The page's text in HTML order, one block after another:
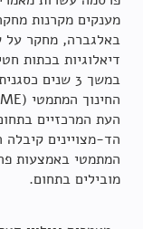
מענקים מקרנות
באלגברה, מחקר על
דיאלוגיות בכתות
במשך 3 שנים
העת המרכזיים
הד-מצויינים
המתמטי באמצעות
מובילים בתחום.